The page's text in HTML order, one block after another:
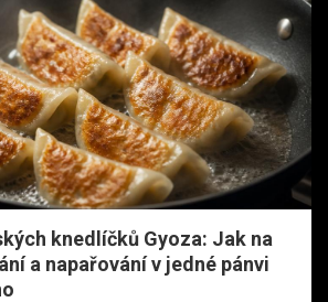
knedlíčků Gyoza: Jak na
a napařování v jedné pánvi